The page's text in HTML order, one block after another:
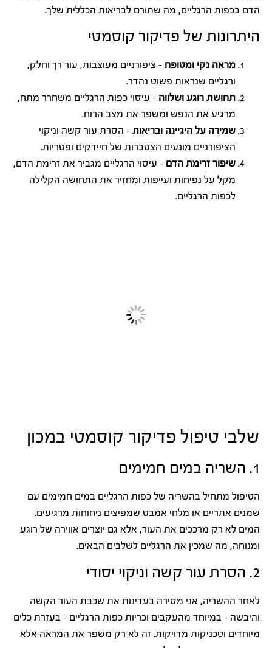
הדם בכפות הרגליים, מה שתורם לבריאות הכללית שלך.
היתרונות של פדיקור קוסמטי
מראה נקי ומטופח – ציפורניים מעוצבות, עור רך וחלק,
ורגליים שנראות פשוט נהדר.
תחושת רוגע ושלווה – עיסוי כפות הרגליים משחרר מתח,
מרגיע את הנפש ומשפר את מצב הרוח.
שמירה על היגיינה ובריאות – הסרת עור קשה וניקוי
הציפורניים מונעים הצטברות של חיידקים ופטריות.
שיפור זרימת הדם – עיסוי הרגליים מגביר את זרימת הדם,
מקל על נפיחות ועייפות ומחזיר את התחושה הקלילה
לכפות הרגליים.
שלבי טיפול פדיקור קוסמטי במכון
1. השריה במים חמימים
הטיפול מתחיל בהשריה של כפות הרגליים במים חמימים עם
שמנים אתריים או מלחי אמבט שמפיצים ניחוחות מרגיעים.
המים לא רק מרככים את העור, אלא גם יוצרים אווירה של רוגע
ומנוחה, מה שמכין את הרגליים לשלבים הבאים.
2. הסרת עור קשה וניקוי יסודי
לאחר ההשריה, אני מסירה בעדינות את שכבת העור הקשה
והיבשה – במיוחד מהעקבים וכריות כפות הרגליים – בעזרת כלים
מיוחדים וטכניקות מדויקות. זה לא רק משפר את המראה אלא